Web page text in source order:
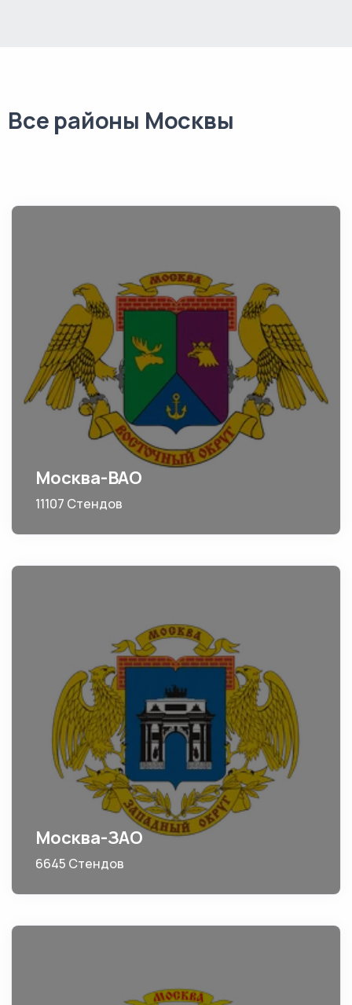
Все районы Москвы
Москва-ВАО
11107 Стендов
Москва-ЗАО
6645 Стендов